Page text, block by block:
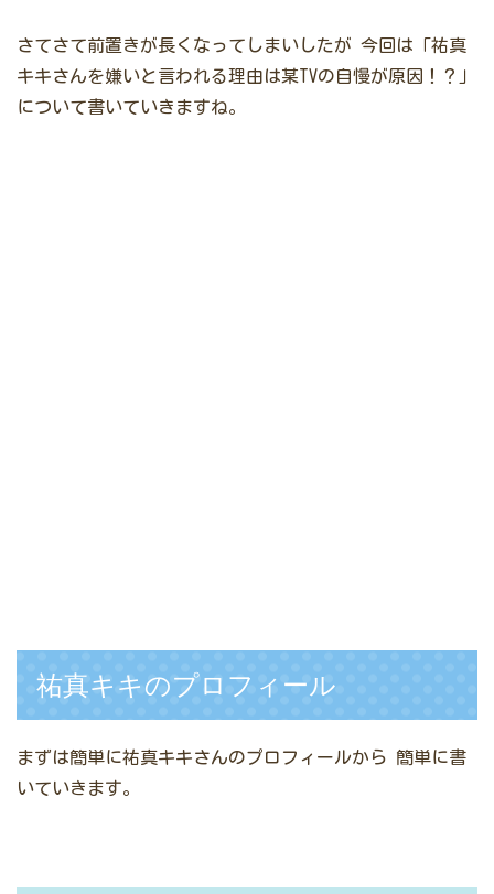
さてさて前置きが長くなってしまいしたが 今回は「祐真
キキさんを嫌いと言われる理由は某TVの自慢が原因！？」
について書いていきますね。
祐真キキのプロフィール
まずは簡単に祐真キキさんのプロフィールから 簡単に書
いていきます。